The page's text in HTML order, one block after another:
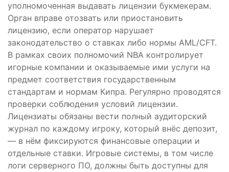
уполномоченная выдавать лицензии букмекерам.
Орган вправе отозвать или приостановить
лицензию, если оператор нарушает
законодательство о ставках либо нормы AML/CFT.
В рамках своих полномочий NBA контролирует
игорные компании и оказываемые ими услуги на
предмет соответствия государственным
стандартам и нормам Кипра. Регулярно проводятся
проверки соблюдения условий лицензии.
Лицензиаты обязаны вести полный аудиторский
журнал по каждому игроку, который внёс депозит,
— в нём фиксируются финансовые операции и
отдельные ставки. Игровые системы, в том числе
логи серверного ПО, должны быть доступны для